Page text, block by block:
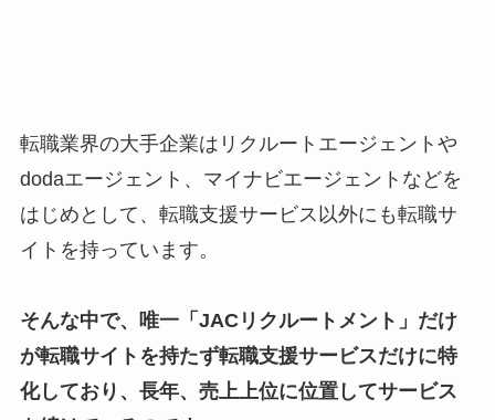
転職業界の大手企業はリクルートエージェントや
dodaエージェント、マイナビエージェントなどを
はじめとして、転職支援サービス以外にも転職サ
イトを持っています。
そんな中で、唯一「JACリクルートメント」だけ
が転職サイトを持たず転職支援サービスだけに特
化しており、長年、売上上位に位置してサービス